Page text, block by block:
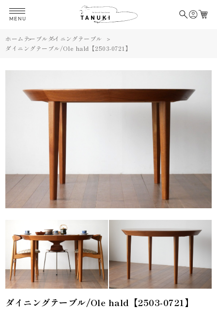
MENU
ホーム テーブル ダイニングテーブル
ダイニングテーブル/Ole hald【2503-0721】
ダイニングテーブル/Ole hald【2503-0721】